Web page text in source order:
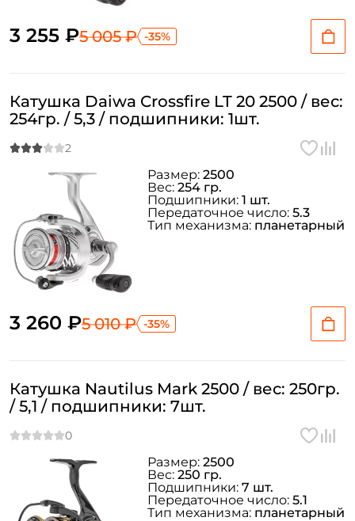
3 255 ₽5 005 ₽ -35%
Катушка Daiwa Crossfire LT 20 2500 / вес:
254гр. / 5,3 / подшипники: 1шт.
3 260 ₽5 010 ₽ -35%
Размер: 2500
Вес: 254 гр.
Подшипники: 1 шт.
Передаточное число: 5.3
Тип механизма: планетарный
Катушка Nautilus Mark 2500 / вес: 250гр.
/ 5,1 / подшипники: 7шт.
Размер: 2500
Вес: 250 гр.
Подшипники: 7 шт.
Передаточное число: 5.1
Тип механизма: планетарный
Email: *
Номер телефона: *
Придумайте пароль: *
Повторите пароль: *
Создать аккаунт
У меня уже есть аккаунт